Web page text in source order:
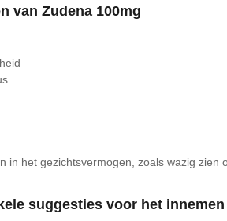
van Zudena 100mg
in het gezichtsvermogen, zoals wazig zien
suggesties voor het